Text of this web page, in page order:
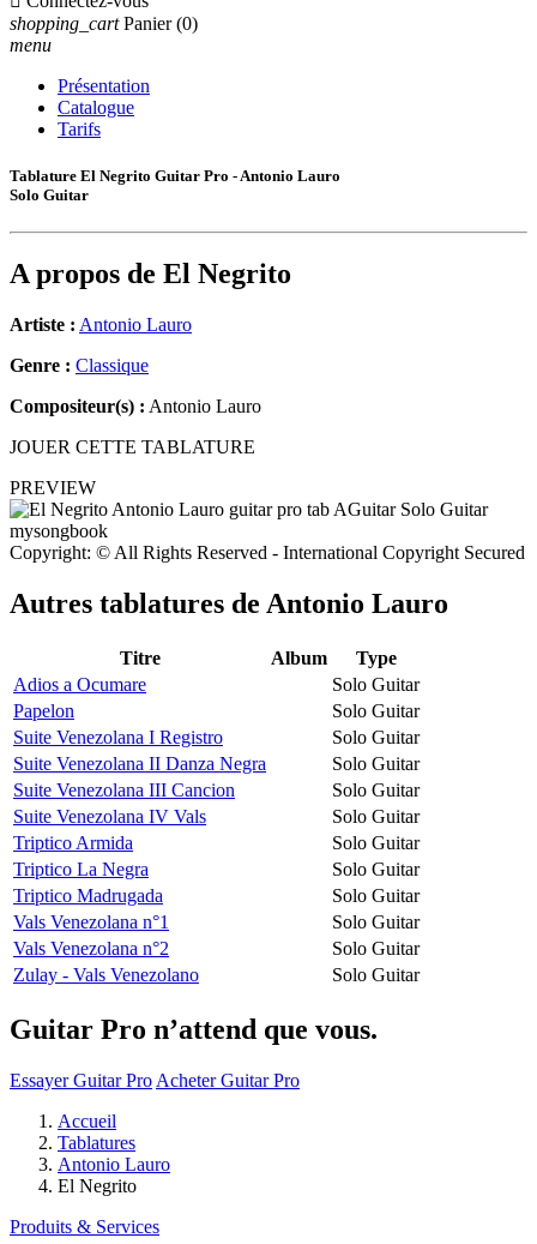
shopping_cart Panier (0)
menu
Présentation
Catalogue
Tarifs
Tablature El Negrito Guitar Pro - Antonio Lauro
Solo Guitar
A propos de El Negrito
Artiste : Antonio Lauro
Genre : Classique
Compositeur(s) : Antonio Lauro
JOUER CETTE TABLATURE
PREVIEW
Copyright: © All Rights Reserved - International Copyright Secured
Autres tablatures de Antonio Lauro
Titre Album
Type
Adios a Ocumare
Solo Guitar
Papelon
Solo Guitar
Suite Venezolana I Registro
Solo Guitar
Suite Venezolana II Danza Negra
Solo Guitar
Suite Venezolana III Cancion
Solo Guitar
Suite Venezolana IV Vals
Solo Guitar
Triptico Armida
Solo Guitar
Triptico La Negra
Solo Guitar
Triptico Madrugada
Solo Guitar
Vals Venezolana n°1
Solo Guitar
Vals Venezolana n°2
Solo Guitar
Zulay - Vals Venezolano
Solo Guitar
Guitar Pro n’attend que vous.
Essayer Guitar Pro Acheter Guitar Pro
Accueil
Tablatures
Antonio Lauro
El Negrito
Produits & Services